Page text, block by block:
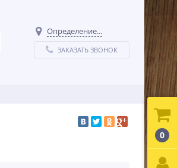
Определение...
ЗАКАЗАТЬ ЗВОНОК
0